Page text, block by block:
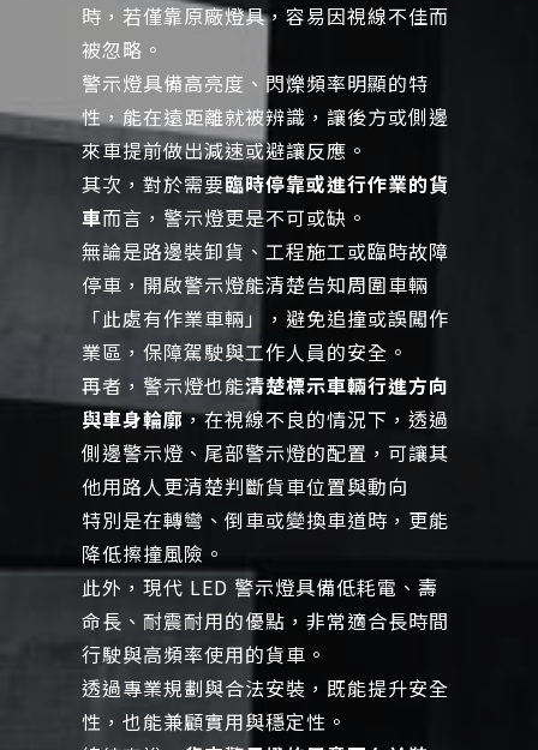
時，若僅靠原廠燈具，容易因視線不佳而
被忽略。
警示燈具備高亮度、閃爍頻率明顯的特
性，能在遠距離就被辨識，讓後方或側邊
來車提前做出減速或避讓反應。
其次，對於需要臨時停靠或進行作業的貨
車而言，警示燈更是不可或缺。
無論是路邊裝卸貨、工程施工或臨時故障
停車，開啟警示燈能清楚告知周圍車輛
「此處有作業車輛」，避免追撞或誤闖作
業區，保障駕駛與工作人員的安全。
再者，警示燈也能清楚標示車輛行進方向
與車身輪廓，在視線不良的情況下，透過
側邊警示燈、尾部警示燈的配置，可讓其
他用路人更清楚判斷貨車位置與動向
特別是在轉彎、倒車或變換車道時，更能
降低擦撞風險。
此外，現代 LED 警示燈具備低耗電、壽
命長、耐震耐用的優點，非常適合長時間
行駛與高頻率使用的貨車。
透過專業規劃與合法安裝，既能提升安全
性，也能兼顧實用與穩定性。